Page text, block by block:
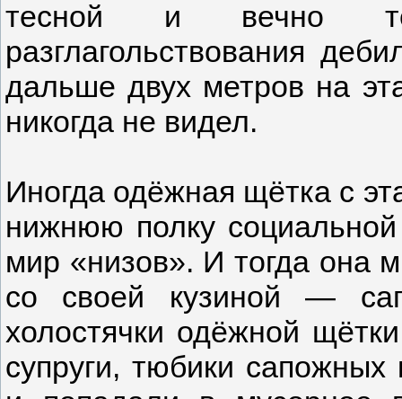
тесной и вечно
разглагольствования
дальше двух метров на
никогда не видел.
Иногда одёжная щётка с
нижнюю полку
мир «низов». И тогда она
со своей кузиной —
холостячки одёжной
супруги, тюбики